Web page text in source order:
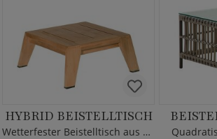
HYBRID BEISTELLTISCH
Wetterfester Beistelltisch aus Teak